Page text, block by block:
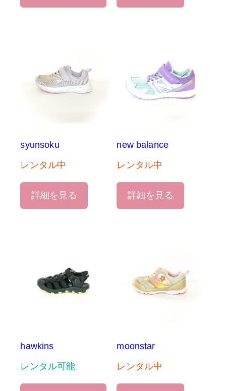
syunsoku
レンタル中
詳細を見る
new balance
レンタル中
詳細を見る
hawkins
レンタル可能
moonstar
レンタル中